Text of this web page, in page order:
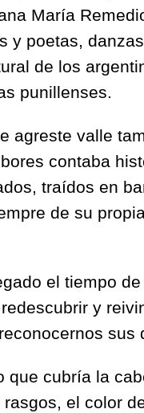
María
y poetas,
de los
punillenses.
agreste valle
contaba
traídos en
de su
el tiempo
y
sus
que cubría la
el color